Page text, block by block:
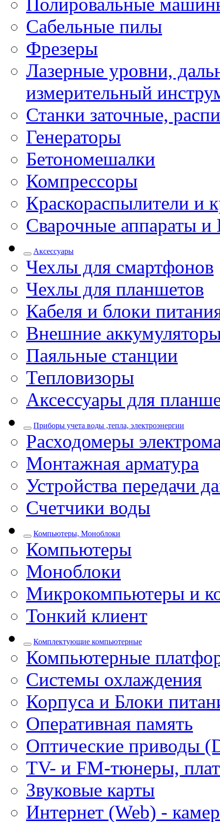
Сабельные пилы
Фрезеры
Лазерные уровни,
измерительный
Станки заточные,
Генераторы
Бетономешалки
Компрессоры
Краскораспылители и
Сварочные аппараты и
Аксессуары
Чехлы для смартфонов
Чехлы для планшетов
Кабеля и блоки
Внешние
Паяльные станции
Тепловизоры
Аксессуары для
Приборы учета воды ,тепла, электроэнергии
Расходомеры
Монтажная арматура
Устройства передачи
Счетчики воды
Компьютеры, Моноблоки
Компьютеры
Моноблоки
Микрокомпьютеры и
Тонкий клиент
Комплектующие компьютерные
Компьютерные
Системы охлаждения
Корпуса и Блоки
Оперативная память
Оптические приводы
ТV- и FM-тюнеры,
Звуковые карты
Интернет (Web) -